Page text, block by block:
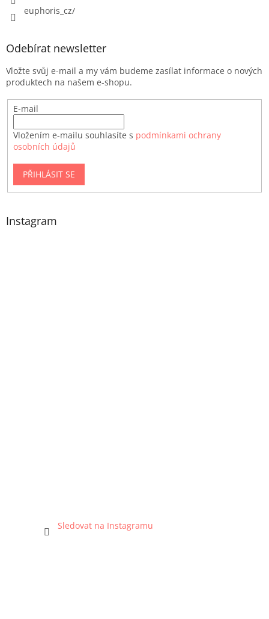
euphoris_cz/
Odebírat newsletter
Vložte svůj e-mail a my vám budeme zasílat informace o nových
produktech na našem e-shopu.
E-mail
Vložením e-mailu souhlasíte s podmínkami ochrany
osobních údajů
PŘIHLÁSIT SE
Instagram
Sledovat na Instagramu